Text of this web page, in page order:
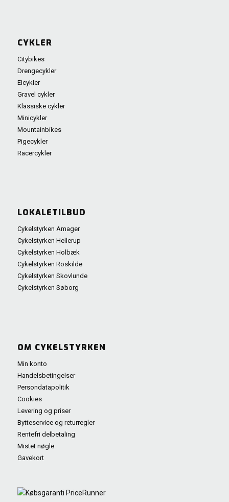
CYKLER
Citybikes
Drengecykler
Elcykler
Gravel cykler
Klassiske cykler
Minicykler
Mountainbikes
Pigecykler
Racercykler
LOKALETILBUD
Cykelstyrken Amager
Cykelstyrken Hellerup
Cykelstyrken Holbæk
Cykelstyrken Roskilde
Cykelstyrken Skovlunde
Cykelstyrken Søborg
OM CYKELSTYRKEN
Min konto
Handelsbetingelser
Persondatapolitik
Cookies
Levering og priser
Bytteservice og returregler
Rentefri delbetaling
Mistet nøgle
Gavekort